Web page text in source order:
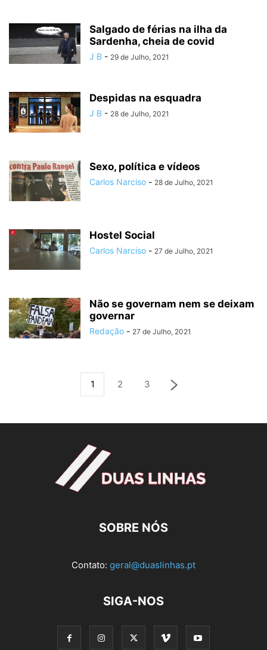
Salgado de férias na ilha da
Sardenha, cheia de covid
J B - 29 de Julho, 2021
Despidas na esquadra
J B - 28 de Julho, 2021
Sexo, política e vídeos
Carlos Narciso - 28 de Julho, 2021
Hostel Social
Carlos Narciso - 27 de Julho, 2021
Não se governam nem se deixam
governar
Redação - 27 de Julho, 2021
1 2 3
SOBRE NÓS
Contato: geral@duaslinhas.pt
SIGA-NOS